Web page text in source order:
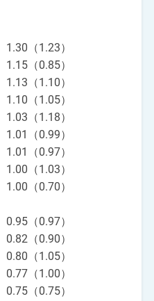
（1.23）
（0.85）
（1.10）
（1.05）
（1.18）
（0.99）
（0.97）
（1.03）
（0.70）
（0.97）
（0.90）
（1.05）
（1.00）
（0.75）